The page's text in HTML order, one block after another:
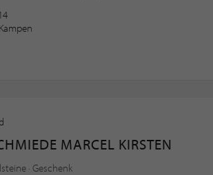
MARCEL KIRSTEN
· Geschenk